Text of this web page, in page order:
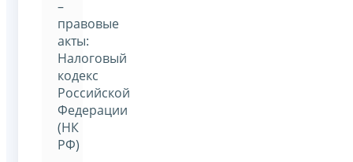
–
правовые
акты:
Налоговый
кодекс
Российской
Федерации
(НК
РФ)